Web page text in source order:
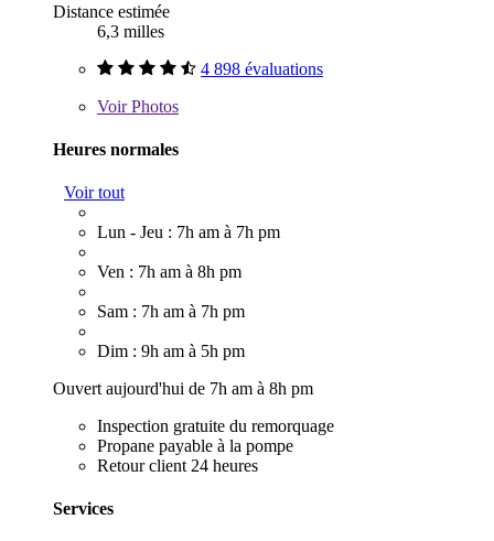
Distance estimée
6,3 milles
4 898 évaluations
VoirPhotos
Heures normales
Voir tout
Lun - Jeu : 7h am à 7h pm
Ven : 7h am à 8h pm
Sam : 7h am à 7h pm
Dim : 9h am à 5h pm
Ouvert aujourd'hui de 7h am à 8h pm
Inspection gratuite du remorquage
Propane payable à la pompe
Retour client 24 heures
Services